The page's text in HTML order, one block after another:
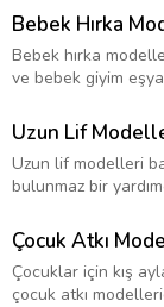
Bebek Hırka
Bebek hırka
ve bebek giyim
Uzun Lif
Uzun lif modelleri
bulunmaz bir
Çocuk Atkı
Çocuklar için kış
çocuk atkı